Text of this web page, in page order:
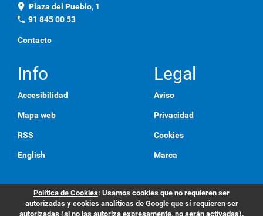
location_on Plaza del Pueblo, 1
phone 91 845 00 53
Contacto
Info
Accesibilidad
Mapa web
RSS
English
Legal
Aviso
Privacidad
Cookies
Marca
Política de Cookies: Usamos cookies que no requieren ser
autorizadas y cookies analíticas de Google que sí requieren ser
autorizadas (si no las autoriza expresamente, no serán activadas).